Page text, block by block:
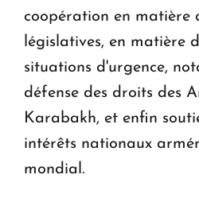
coopération en matière
législatives, en matière
situations d'urgence,
défense des droits des
Karabakh, et enfin
intérêts nationaux
mondial.